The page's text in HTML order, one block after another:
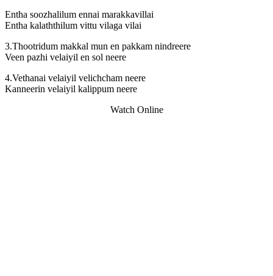
Entha soozhalilum ennai marakkavillai
Entha kalaththilum vittu vilaga vilai
3.Thootridum makkal mun en pakkam nindreere
Veen pazhi velaiyil en sol neere
4.Vethanai velaiyil velichcham neere
Kanneerin velaiyil kalippum neere
Watch Online